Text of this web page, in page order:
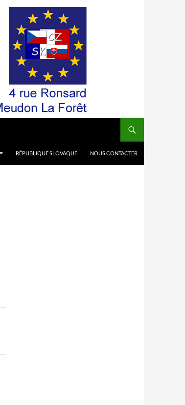
RÉPUBLIQUE SLOVAQUE NOUS CONTACTER